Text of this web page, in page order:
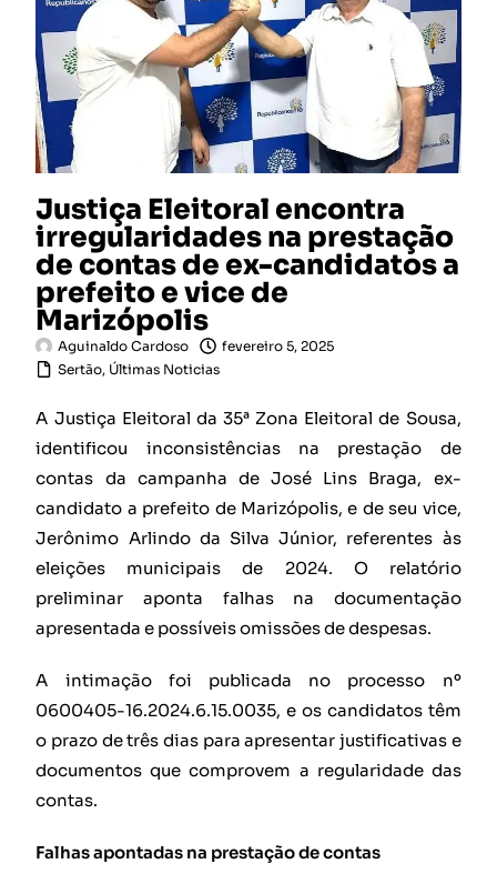
Justiça Eleitoral encontra
irregularidades na prestação
de contas de ex-candidatos a
prefeito e vice de
Marizópolis
Aguinaldo Cardoso
fevereiro 5, 2025
Sertão, Últimas Noticias
A Justiça Eleitoral da 35ª Zona Eleitoral de Sousa,
identificou inconsistências na prestação de
contas da campanha de José Lins Braga, ex-
candidato a prefeito de Marizópolis, e de seu vice,
Jerônimo Arlindo da Silva Júnior, referentes às
eleições municipais de 2024. O relatório
preliminar aponta falhas na documentação
apresentada e possíveis omissões de despesas.
A intimação foi publicada no processo nº
0600405-16.2024.6.15.0035, e os candidatos têm
o prazo de três dias para apresentar justificativas e
documentos que comprovem a regularidade das
contas.
Falhas apontadas na prestação de contas